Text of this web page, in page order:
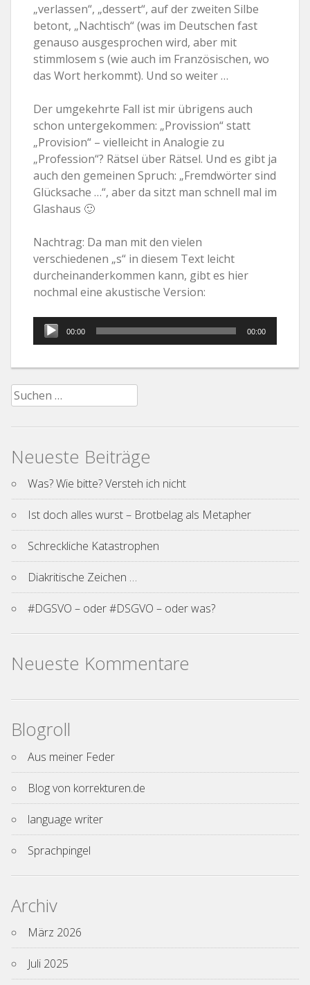
„verlassen“, „dessert“, auf der zweiten Silbe
betont, „Nachtisch“ (was im Deutschen fast
genauso ausgesprochen wird, aber mit
stimmlosem s (wie auch im Französischen, wo
das Wort herkommt). Und so weiter …
Der umgekehrte Fall ist mir übrigens auch
schon untergekommen: „Provission“ statt
„Provision“ – vielleicht in Analogie zu
„Profession“? Rätsel über Rätsel. Und es gibt ja
auch den gemeinen Spruch: „Fremdwörter sind
Glücksache …“, aber da sitzt man schnell mal im
Glashaus 🙂
Nachtrag: Da man mit den vielen
verschiedenen „s“ in diesem Text leicht
durcheinanderkommen kann, gibt es hier
nochmal eine akustische Version:
Audio-
Player
00:00 00:00
Suchen
nach:
Neueste Beiträge
Was? Wie bitte? Versteh ich nicht
Ist doch alles wurst – Brotbelag als Metapher
Schreckliche Katastrophen
Diakritische Zeichen …
#DGSVO – oder #DSGVO – oder was?
Neueste Kommentare
Blogroll
Aus meiner Feder
Blog von korrekturen.de
language writer
Sprachpingel
Archiv
März 2026
Juli 2025